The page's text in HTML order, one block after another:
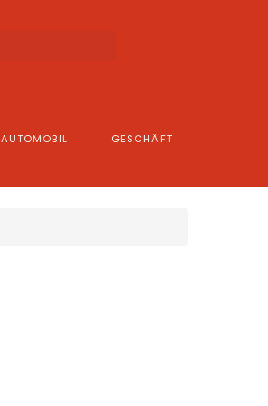
AUTOMOBIL GESCHÄFT